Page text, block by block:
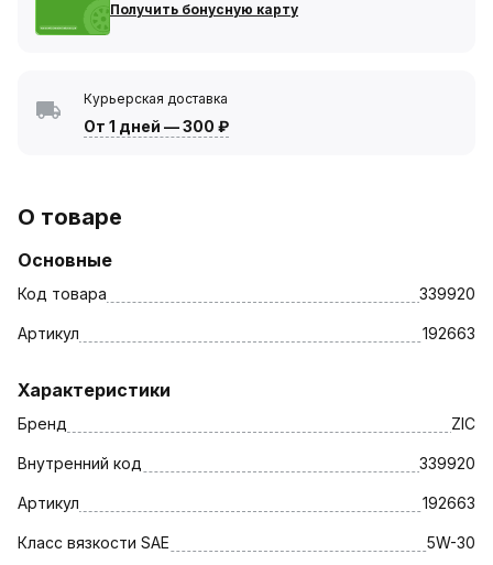
Получить бонусную карту
Курьерская доставка
От 1 дней —300 ₽
О товаре
Основные
Код товара 339920
Артикул 192663
Характеристики
Бренд ZIC
Внутренний код 339920
Артикул 192663
Класс вязкости SAE 5W-30